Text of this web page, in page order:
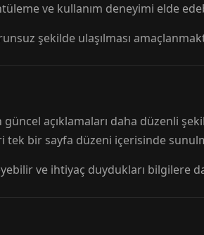
ve kullanım deneyimi elde
şekilde ulaşılması
açıklamaları daha düzenli
tek bir sayfa düzeni içerisinde
ve ihtiyaç duydukları bilgilere